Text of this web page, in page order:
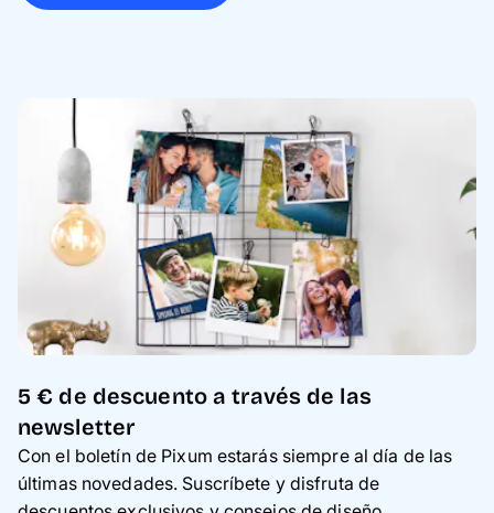
5 € de descuento a través de las
newsletter
Con el boletín de Pixum estarás siempre al día de las
últimas novedades. Suscríbete y disfruta de